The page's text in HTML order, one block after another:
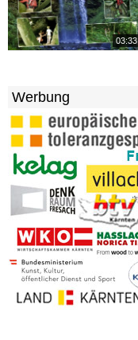
03:33
Werbung